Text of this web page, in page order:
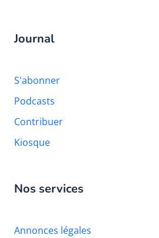
Journal
S'abonner
Podcasts
Contribuer
Kiosque
Nos services
Annonces légales